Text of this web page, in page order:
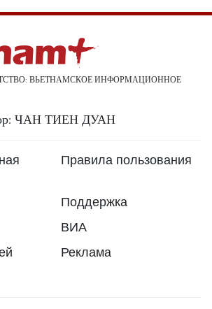
ВЬЕТНАМСКОЕ ИНФОРМАЦИОННОЕ
ЧАН ТИЕН ДУАН
Правила пользования
Поддержка
ВИА
Реклама